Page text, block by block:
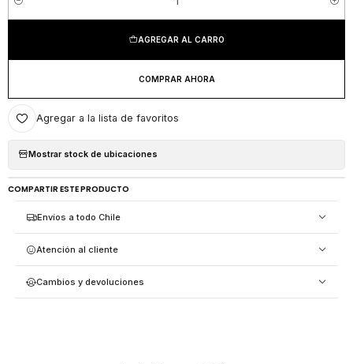
Cantidad
AGREGAR AL CARRO
COMPRAR AHORA
Agregar a la lista de favoritos
Mostrar stock de ubicaciones
COMPARTIR ESTE PRODUCTO
Envíos a todo Chile
Atención al cliente
Cambios y devoluciones